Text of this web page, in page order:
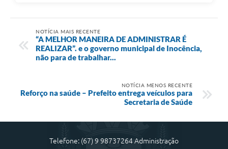
NOTÍCIA MAIS RECENTE
“A MELHOR MANEIRA DE ADMINISTRAR É
REALIZAR”. e o governo municipal de Inocência,
não para de trabalhar...
NOTÍCIA MENOS RECENTE
Reforço na saúde – Prefeito entrega veículos para
Secretaria de Saúde
Telefone: (67) 9 98737264 Administração